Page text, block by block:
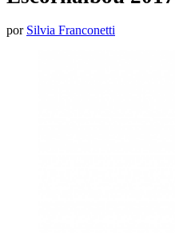
por Silvia Franconetti